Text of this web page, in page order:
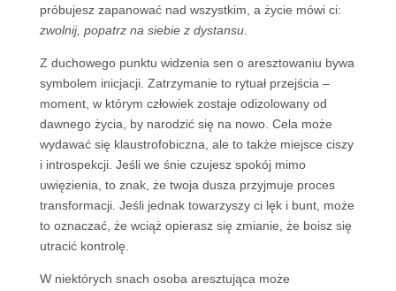
próbujesz zapanować nad wszystkim, a życie mówi ci:
zwolnij, popatrz na siebie z dystansu.
Z duchowego punktu widzenia sen o aresztowaniu bywa
symbolem inicjacji. Zatrzymanie to rytuał przejścia –
moment, w którym człowiek zostaje odizolowany od
dawnego życia, by narodzić się na nowo. Cela może
wydawać się klaustrofobiczna, ale to także miejsce ciszy
i introspekcji. Jeśli we śnie czujesz spokój mimo
uwięzienia, to znak, że twoja dusza przyjmuje proces
transformacji. Jeśli jednak towarzyszy ci lęk i bunt, może
to oznaczać, że wciąż opierasz się zmianie, że boisz się
utracić kontrolę.
W niektórych snach osoba aresztująca może